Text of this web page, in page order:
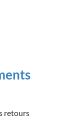
retours